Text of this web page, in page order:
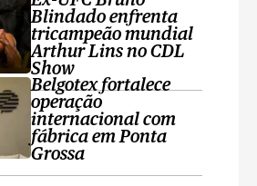
Blindado enfrenta
tricampeão mundial
Arthur Lins no CDL
Show
Belgotex fortalece
operação
internacional com
fábrica em Ponta
Grossa